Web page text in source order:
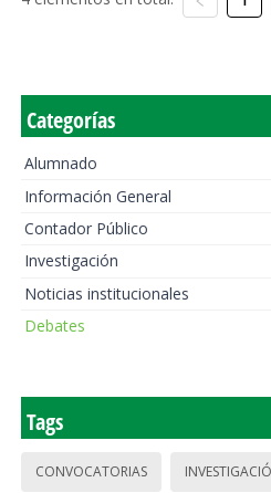
Categorías
Alumnado
Información General
Contador Público
Investigación
Noticias institucionales
Debates
Tags
CONVOCATORIAS